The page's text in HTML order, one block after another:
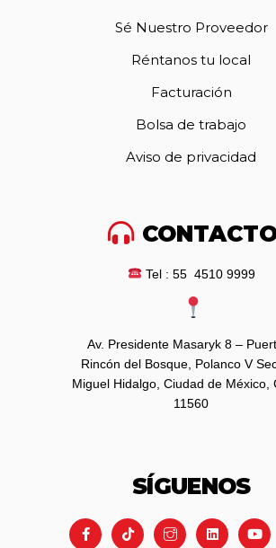
Sé Nuestro Proveedor
Réntanos tu local
Facturación
Bolsa de trabajo
Aviso de privacidad
Tel : 55 4510 9999
Av. Presidente Masaryk 8 –
Rincón del Bosque, Polanco V
Miguel Hidalgo, Ciudad de México,
11560
SÍGUENOS